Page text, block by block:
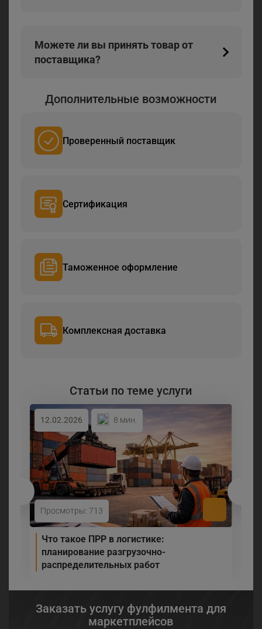
Можете ли вы принять товар от
поставщика?
Дополнительные возможности
Проверенный поставщик
Сертификация
Таможенное оформление
Комплексная доставка
Статьи по теме услуги
12.02.2026 8 мин.
Просмотры: 713
Что такое ПРР в логистике:
планирование разгрузочно-
распределительных работ
Заказать услугу фулфилмента для
маркетплейсов